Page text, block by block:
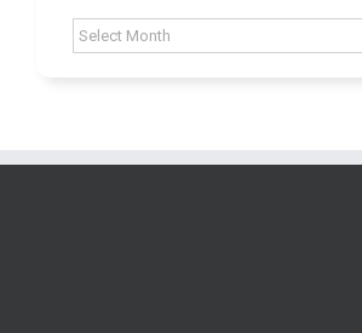
Archív